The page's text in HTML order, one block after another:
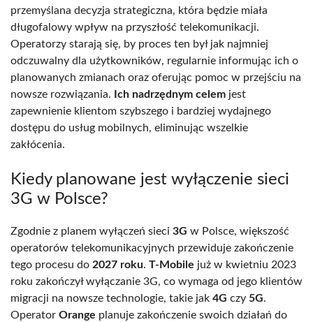
przemyślana decyzja strategiczna, która będzie miała
długofalowy wpływ na przyszłość telekomunikacji.
Operatorzy starają się, by proces ten był jak najmniej
odczuwalny dla użytkowników, regularnie informując ich o
planowanych zmianach oraz oferując pomoc w przejściu na
nowsze rozwiązania.
Ich nadrzędnym celem jest
zapewnienie klientom szybszego i bardziej wydajnego
dostępu do usług mobilnych, eliminując wszelkie
zakłócenia.
Kiedy planowane jest wyłączenie sieci
3G w Polsce?
Zgodnie z planem wyłączeń sieci 3G w Polsce, większość
operatorów telekomunikacyjnych przewiduje zakończenie
tego procesu do 2027 roku. T-Mobile już w kwietniu 2023
roku zakończył wyłączanie 3G, co wymaga od jego klientów
migracji na nowsze technologie, takie jak 4G czy 5G.
Operator Orange planuje zakończenie swoich działań do